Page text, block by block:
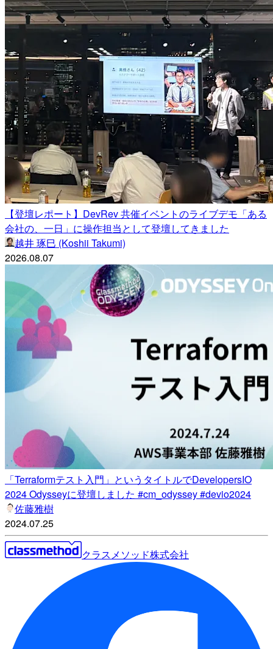
【登壇レポート】DevRev 共催イベントのライブデモ「ある
会社の、一日」に操作担当として登壇してきました
越井 琢巳 (Koshii Takumi)
2026.08.07
「Terraformテスト入門」というタイトルでDevelopersIO
2024 Odysseyに登壇しました #cm_odyssey #devio2024
佐藤雅樹
2024.07.25
クラスメソッド株式会社